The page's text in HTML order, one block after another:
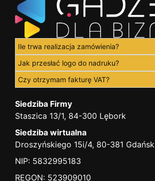
Ile trwa realizacja zamówienia?
Jak przesłać logo do nadruku?
Czy otrzymam fakturę VAT?
Siedziba Firmy
Staszica 13/1, 84-300 Lębork
Siedziba wirtualna
Droszyńskiego 15i/4, 80-381 Gdańsk
NIP: 5832995183
REGON: 523909010